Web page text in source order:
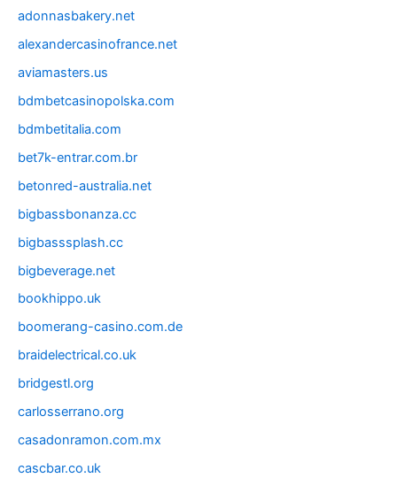
adonnasbakery.net
alexandercasinofrance.net
aviamasters.us
bdmbetcasinopolska.com
bdmbetitalia.com
bet7k-entrar.com.br
betonred-australia.net
bigbassbonanza.cc
bigbasssplash.cc
bigbeverage.net
bookhippo.uk
boomerang-casino.com.de
braidelectrical.co.uk
bridgestl.org
carlosserrano.org
casadonramon.com.mx
cascbar.co.uk